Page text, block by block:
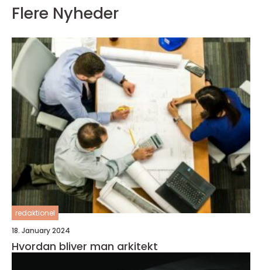
Flere Nyheder
redaktionel
18. January 2024
Hvordan bliver man arkitekt